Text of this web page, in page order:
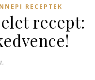
RECEPTEK
recept: